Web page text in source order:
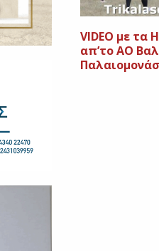
VIDEO με τα
απ’το ΑΟ